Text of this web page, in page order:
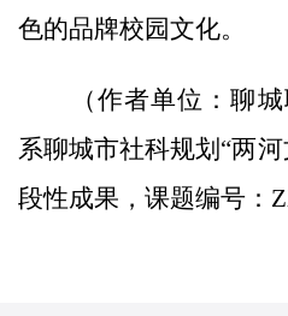
色的品牌校园文化。
（作者单位：聊城
系聊城市社科规划“两
段性成果，课题编号：